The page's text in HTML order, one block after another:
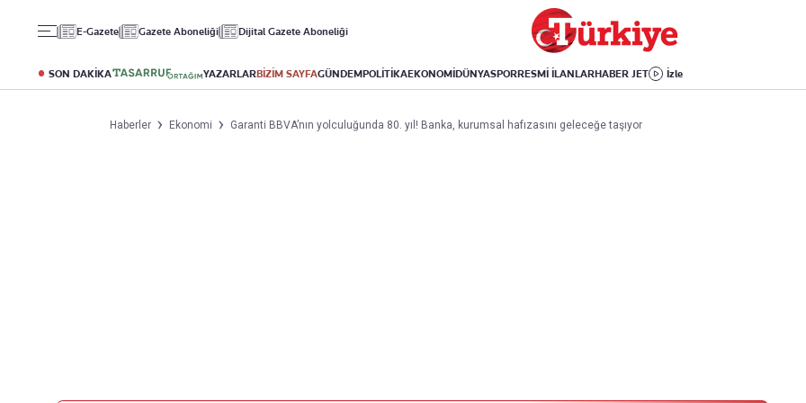
E-Gazete Gazete Aboneliği Dijital Gazete Aboneliği
SON DAKİKA YAZARLARBİZİM SAYFAGÜNDEMPOLİTİKAEKONOMİDÜNYASPORRESMİ İLANLARHABER JET İzle
Altın
Döviz
Kripto Para
Puan Durumu
Fikstür
Avrupa Ligi
Avrupa
Amerika
İsrail-Gazze
Yaşam
Sağlık
Yemek
Aktüel
Kitap
Haberler Ekonomi Garanti BBVA’nın yolculuğunda 80. yıl! Banka, kurumsal hafızasını geleceğe taşıyor